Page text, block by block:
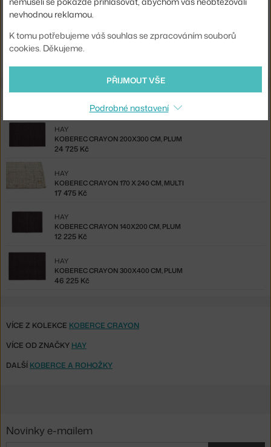
multi
Shopping from the EU? Switch to
KOBEREC CRAYON 200X300 CM, PLUM
HAY
24 725 Kč
KOBEREC CRAYON 170 X 240 CM, MULTI
HAY
17 475 Kč
KOBEREC CRAYON 140X200 CM, PLUM
HAY
12 225 Kč
KOBEREC CRAYON 300X400 CM, PLUM
HAY
46 225 Kč
VÍCE Z KOLEKCE KOBERCE CRAYON
VÍCE OD ZNAČKY HAY
DALŠÍ KOBERCE A ROHOŽKY
nevhodnou reklamou.
K tomu potřebujeme váš souhlas se zpracováním souborů
cookies. Děkujeme.
PŘIJMOUT VŠE
Podrobné nastavení
Novinky e-mailem